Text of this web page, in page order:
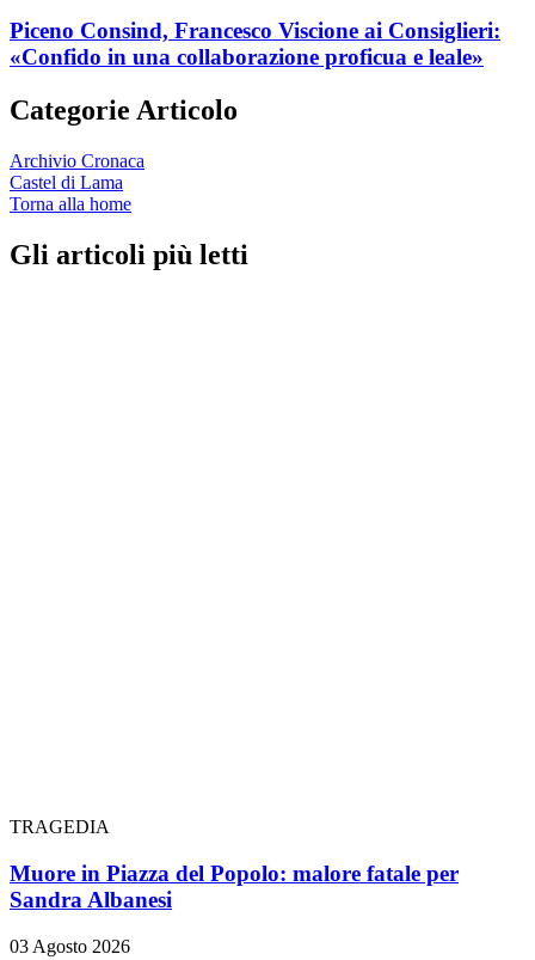
Piceno Consind, Francesco Viscione ai Consiglieri:
«Confido in una collaborazione proficua e leale»
Categorie Articolo
Archivio Cronaca
Castel di Lama
Torna alla home
Gli articoli più letti
TRAGEDIA
Muore in Piazza del Popolo: malore fatale per
Sandra Albanesi
03 Agosto 2026